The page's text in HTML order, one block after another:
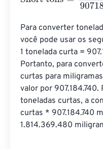
Para converter
você pode usar os
1 tonelada curta =
Portanto, para
curtas para
valor por
toneladas curtas, a
curtas * 907.184.740
1.814.369.480